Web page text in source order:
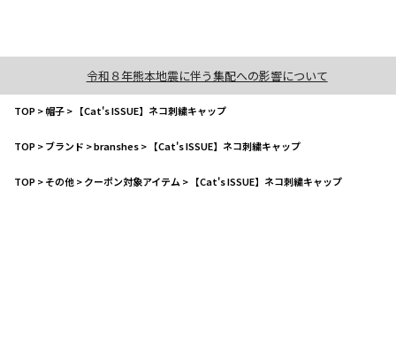
令和８年熊本地震に伴う集配への影響について
TOP>帽子> 【Cat's ISSUE】ネコ刺繍キャップ
TOP>ブランド >branshes> 【Cat's ISSUE】ネコ刺繍キャップ
TOP>その他>クーポン対象アイテム > 【Cat's ISSUE】ネコ刺繍キャップ